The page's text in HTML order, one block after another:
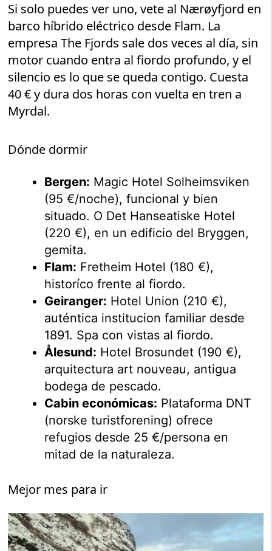
Si solo puedes ver uno, vete al Nærøyfjord en
barco híbrido eléctrico desde Flam. La
empresa The Fjords sale dos veces al día, sin
motor cuando entra al fiordo profundo, y el
silencio es lo que se queda contigo. Cuesta
40 € y dura dos horas con vuelta en tren a
Myrdal.
Dónde dormir
Bergen: Magic Hotel Solheimsviken
(95 €/noche), funcional y bien
situado. O Det Hanseatiske Hotel
(220 €), en un edificio del Bryggen,
gemita.
Flam: Fretheim Hotel (180 €),
historíco frente al fiordo.
Geiranger: Hotel Union (210 €),
auténtica institucion familiar desde
1891. Spa con vistas al fiordo.
Ålesund: Hotel Brosundet (190 €),
arquitectura art nouveau, antigua
bodega de pescado.
Cabin económicas: Plataforma DNT
(norske turistforening) ofrece
refugios desde 25 €/persona en
mitad de la naturaleza.
Mejor mes para ir